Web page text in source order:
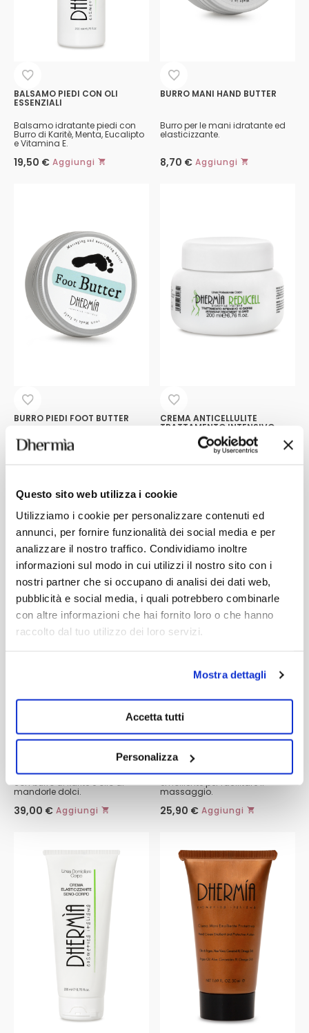
Questo sito web utilizza i cookie
Utilizziamo i cookie per personalizzare contenuti ed
annunci, per fornire funzionalità dei social media e per
analizzare il nostro traffico. Condividiamo inoltre
informazioni sul modo in cui utilizzi il nostro sito con i
nostri partner che si occupano di analisi dei dati web,
pubblicità e social media, i quali potrebbero combinarle
con altre informazioni che hai fornito loro o che hanno
raccolto dal tuo utilizzo dei loro servizi.
Mostra dettagli
Accetta tutti
Personalizza
BALSAMO PIEDI CON OLI
ESSENZIALI
Balsamo idratante piedi con
Burro di Karitè, Menta, Eucalipto
e Vitamina E.
19,50 € Aggiungi
Questo
opzioni
possono
essere
scelte
nella
pagina
del
prodotto
BURRO MANI HAND BUTTER
Burro per le mani idratante ed
elasticizzante.
8,70 € Aggiungi
BURRO PIEDI FOOT BUTTER
Burro idratante per piedi
CREMA ANTICELLULITE
TRATTAMENTO INTENSIVO
REDUCELL
Crema per cellulite e buccia
ha
più
varianti.
Le
opzioni
possono
essere
scelte
nella
pagina
del
CREMA CORPO IDRATANTE
Crema idratante per il corpo
con burro di karitè e olio di
mandorle dolci.
39,00 € Aggiungi
CREMA DA MASSAGGIO
ALL'EUCALIPTO
Apporta un effetto idratante ed
emolliente per facilitare il
massaggio.
25,90 € Aggiungi